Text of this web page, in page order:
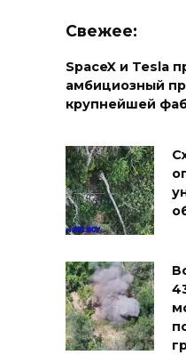
Свежее:
SpaceX и Tesla
амбициозный
крупнейшей